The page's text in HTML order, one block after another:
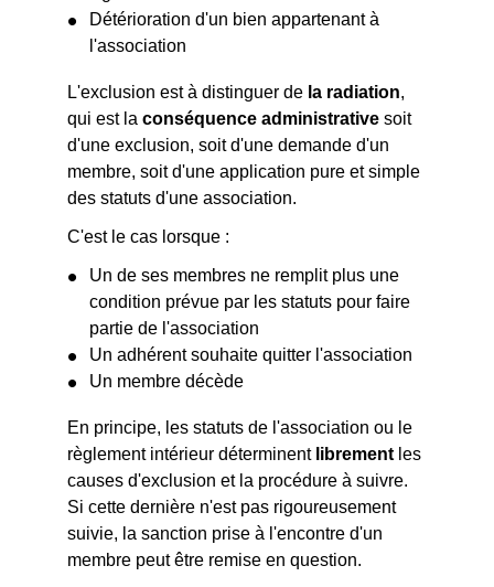
Détérioration d'un bien appartenant à
l'association
L'exclusion est à distinguer de la radiation,
qui est laconséquence administrativesoit
d'une exclusion, soit d'une demande d'un
membre, soit d'une application pure et simple
des statuts d'une association.
C'est le cas lorsque :
Un de ses membres ne remplit plus une
condition prévue par les statuts pour faire
partie de l'association
Un adhérent souhaite quitter l'association
Un membre décède
En principe, les statuts de l'association ou le
règlement intérieur déterminentlibrement les
causes d'exclusion et la procédure à suivre.
Si cette dernière n'est pas rigoureusement
suivie, la sanction prise à l'encontre d'un
membre peut être remise en question.